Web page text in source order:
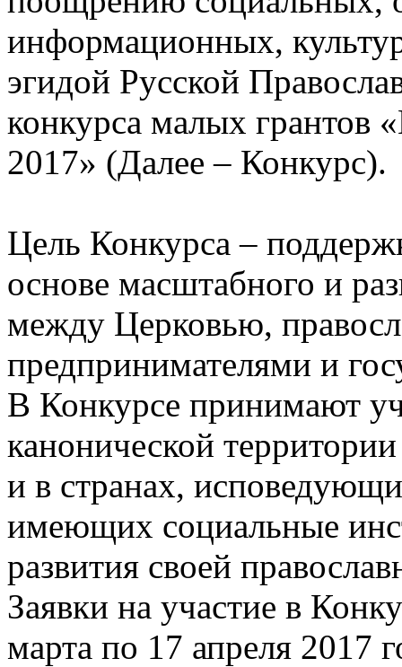
информационных,
эгидой Русской
конкурса малых грантов
2017» (Далее – Конкурс).
Цель Конкурса –
основе масштабного и
между Церковью,
предпринимателями и
В Конкурсе принимают
канонической
и в странах,
имеющих социальные
развития своей
Заявки на участие в
марта по 17 апреля 2017